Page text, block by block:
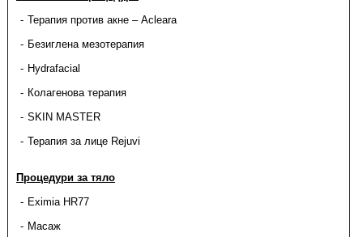
Терапия против акне – Acleara
Безиглена мезотерапия
Hydrafacial
Колагенова терапия
SKIN MASTER
Терапия за лице Rejuvi
Процедури за тяло
Eximia HR77
Масаж